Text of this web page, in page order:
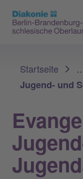
Presse
Startseite
Jugend- und